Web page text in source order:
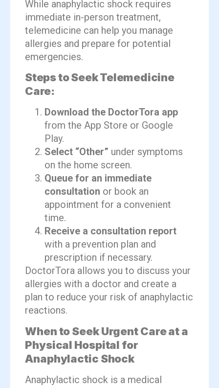
While anaphylactic shock requires
immediate in-person treatment,
telemedicine can help you manage
allergies and prepare for potential
emergencies.
Steps to Seek Telemedicine
Care:
Download the DoctorTora app
from the App Store or Google
Play.
Select “Other” under symptoms
on the home screen.
Queue for an immediate
consultation or book an
appointment for a convenient
time.
Receive a consultation report
with a prevention plan and
prescription if necessary.
DoctorTora allows you to discuss your
allergies with a doctor and create a
plan to reduce your risk of anaphylactic
reactions.
When to Seek Urgent Care at a
Physical Hospital for
Anaphylactic Shock
Anaphylactic shock is a medical